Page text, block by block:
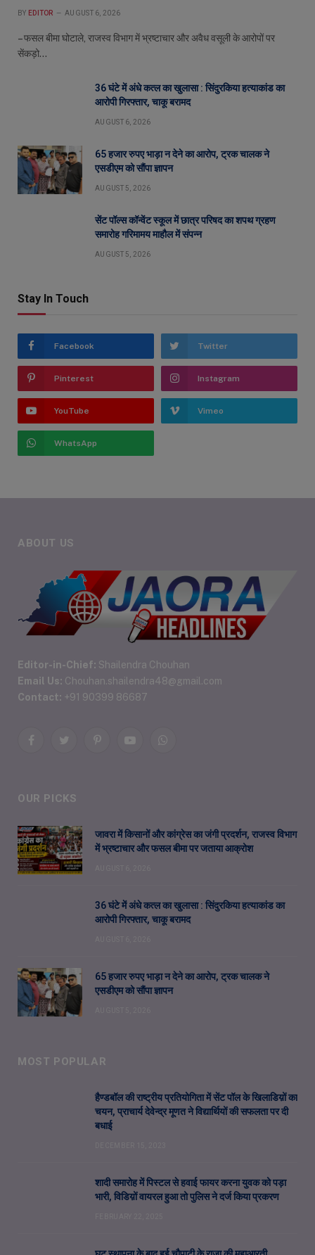
BY EDITOR AUGUST 6, 2026
– फसल बीमा घोटाले, राजस्व विभाग में भ्रष्टाचार और अवैध वसूली के आरोपों पर
सेंकड़ो…
36 घंटे में अंधे कत्ल का खुलासा : सिंदुरकिया हत्याकांड का
आरोपी गिरफ्तार, चाकू बरामद
AUGUST 6, 2026
65 हजार रुपए भाड़ा न देने का आरोप, ट्रक चालक ने
एसडीएम को सौंपा ज्ञापन
AUGUST 5, 2026
सेंट पॉल्स कॉन्वेंट स्कूल में छात्र परिषद का शपथ ग्रहण
समारोह गरिमामय माहौल में संपन्न
AUGUST 5, 2026
Stay In Touch
Facebook Twitter
Pinterest Instagram
YouTube Vimeo
WhatsApp
ABOUT US
Editor-in-Chief: Shailendra Chouhan
Email Us: Chouhan.shailendra48@gmail.com
Contact: +91 90399 86687
FacebookTwitterPinterestYouTubeWhatsApp
OUR PICKS
जावरा में किसानों और कांग्रेस का जंगी प्रदर्शन, राजस्व विभाग
में भ्रष्टाचार और फसल बीमा पर जताया आक्रोश
36 घंटे में अंधे कत्ल का खुलासा : सिंदुरकिया हत्याकांड का
आरोपी गिरफ्तार, चाकू बरामद
65 हजार रुपए भाड़ा न देने का आरोप, ट्रक चालक ने
एसडीएम को सौंपा ज्ञापन
MOST POPULAR
हैण्डबॉल की राष्ट्रीय प्रतियोगिता में सेंट पॉल के खिलाडिय़ों का
चयन, प्राचार्य देवेन्द्र मूणत ने विद्यार्थियों की सफलता पर दी
बधाई
शादी समारोह में पिस्टल से हवाई फायर करना युवक को पड़ा
भारी, विडिय़ों वायरल हुआ तो पुलिस ने दर्ज किया प्रकरण